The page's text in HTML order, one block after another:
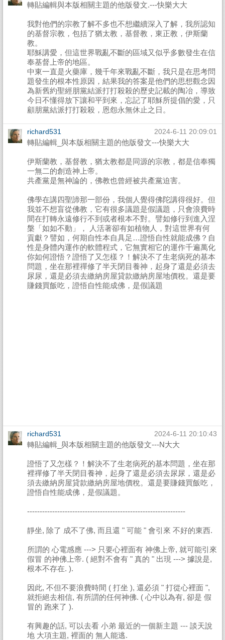
轉貼編輯與本版相關主題的他版發文.---快樂大大
我對他們的宗教了解不多也不想繼續深入了解，我所認知
的基督宗教，包括了猶太教，基督教，東正教，伊斯蘭
教。
耶穌講愛，但這世界戰亂不斷的區域又似乎多數發生在信
奉基督上帝的地區。
中東一直是火藥庫，幾千年來戰亂不斷，我只是在思考問
題發生的根本性原因，結果我的答案是他們的思想觀念因
為新舊約聖經朋黨結派打打殺殺的歷史記載的陶冶，導致
今日不懂得放下讓和平到來，忘記了耶穌所提倡的愛，只
顧朋黨結派打打殺殺，恩怨永無休止之日。
richard531 2024-6-11 20:09:01
轉貼編輯_與本版相關主題的他版發文---快樂大大
伊斯蘭教，基督教，猶太教都是同源的宗教，都是信奉獨
一無二的創造神上帝。
共產黨是無神論的，佛教也曾經被共產黨迫害。
佛學在講四聖諦那一部份，我個人覺得佛陀講得很好。但
我並不想盲從佛教，它有很多議題是假議題，只會浪費時
間在打轉永遠修行不到或者根本不對。譬如修行到進入涅
槃「如如不動」， 人活著卻有如植物人，對這世界有何
貢獻？譬如，何期自性本自具足…證悟自性就能成佛？自
性是身體內運作的軟體程式，它無實相它的運作千遍萬化
你如何證悟？證悟了又怎樣？！解決不了生老病死的基本
問題，坐在那裡禪修了半天閉目養神，起身了還是必須去
尿尿，還是必須去繳納房屋貸款繳納房屋地價稅。還是要
賺錢買飯吃，證悟自性能成佛，是假議題
richard531 2024-6-11 20:10:43
轉貼編輯_與本版相關主題的他版發文---N大大
證悟了又怎樣？！解決不了生老病死的基本問題，坐在那
裡禪修了半天閉目養神，起身了還是必須去尿尿，還是必
須去繳納房屋貸款繳納房屋地價稅。還是要賺錢買飯吃，
證悟自性能成佛，是假議題。
---------------------------------------------------------------
靜坐, 除了 成不了佛, 而且還 " 可能 " 會引來 不好的東西.
所謂的 心電感應 ---> 只要心裡面有 神佛上帝, 就可能引來
假冒 的神佛上帝. ( 絕對不會有 " 真的 " 出現 ---> 據說是,
根本不存在. ).
因此, 不但不要浪費時間 ( 打坐 ), 還必須 " 打從心裡面 ",
就拒絕去相信, 有所謂的任何神佛. ( 心中以為有, 卻是 假
冒的 跑來了 ).
有興趣的話, 可以去看 小弟 最近的一個新主題 --- 談天說
地 大項主題, 裡面的 無人能逃.